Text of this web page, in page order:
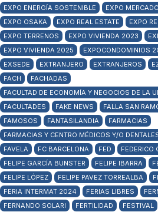
EXPO ENERGÍA SOSTENIBLE
EXPO
EXPO OSAKA
EXPO REAL ESTATE
EXPO
EXPO TERRENOS
EXPO VIVIENDA 2023
EXPO VIVIENDA 2025
EXPOCONDOMINIOS
EXSEDE
EXTRANJERO EXTRANJEROS
FACH
FACHADAS
FACULTAD DE ECONOMÍA Y NEGOCIOS DE LA
FACULTADES
FAKE NEWS FALLA SAN
FAMOSOS
FANTASILANDIA
FARMACIAS
FARMACIAS Y CENTRO MÉDICOS Y/O
FAVELA
FC BARCELONA FED FEDERICO
FELIPE GARCÍA BUNSTER
FELIPE IBARRA
FELIPE LÓPEZ
FELIPE PAVEZ TORREALBA
FERIA INTERMAT 2024
FERIAS LIBRES
FERNANDO SOLARI
FERTILIDAD FESTIVAL